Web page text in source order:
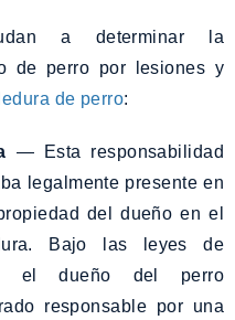
a determinar la
de perro por lesiones y
de perro:
— Esta responsabilidad
legalmente presente en
del dueño en el
Bajo las leyes de
el dueño del perro
responsable por una